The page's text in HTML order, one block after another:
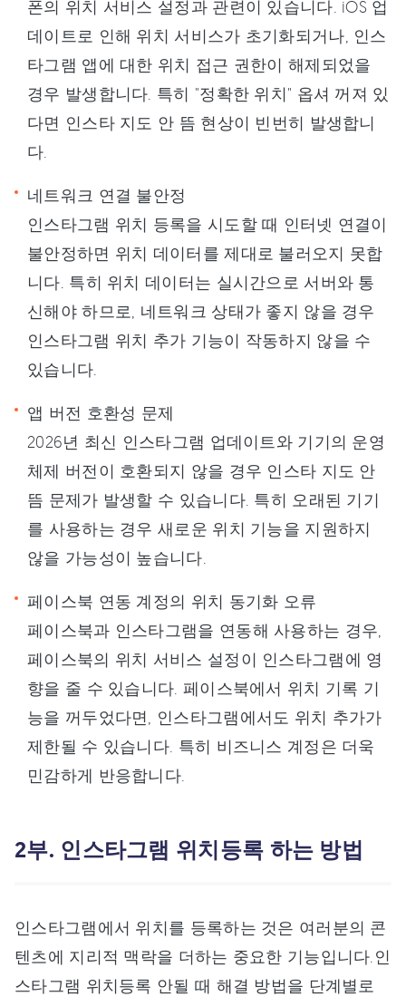
폰의 위치 서비스 설정과 관련이 있습니다. iOS 업
데이트로 인해 위치 서비스가 초기화되거나, 인스
타그램 앱에 대한 위치 접근 권한이 해제되었을
경우 발생합니다. 특히 "정확한 위치" 옵셔 꺼져 있
다면 인스타 지도 안 뜸 현상이 빈번히 발생합니
다.
네트워크 연결 불안정
인스타그램 위치 등록을 시도할 때 인터넷 연결이
불안정하면 위치 데이터를 제대로 불러오지 못합
니다. 특히 위치 데이터는 실시간으로 서버와 통
신해야 하므로, 네트워크 상태가 좋지 않을 경우
인스타그램 위치 추가 기능이 작동하지 않을 수
있습니다.
앱 버전 호환성 문제
2026년 최신 인스타그램 업데이트와 기기의 운영
체제 버전이 호환되지 않을 경우 인스타 지도 안
뜸 문제가 발생할 수 있습니다. 특히 오래된 기기
를 사용하는 경우 새로운 위치 기능을 지원하지
않을 가능성이 높습니다.
페이스북 연동 계정의 위치 동기화 오류
페이스북과 인스타그램을 연동해 사용하는 경우,
페이스북의 위치 서비스 설정이 인스타그램에 영
향을 줄 수 있습니다. 페이스북에서 위치 기록 기
능을 꺼두었다면, 인스타그램에서도 위치 추가가
제한될 수 있습니다. 특히 비즈니스 계정은 더욱
민감하게 반응합니다.
2부. 인스타그램 위치등록 하는 방법
인스타그램에서 위치를 등록하는 것은 여러분의 콘
텐츠에 지리적 맥락을 더하는 중요한 기능입니다.인
스타그램 위치등록 안될 때 해결 방법을 단계별로